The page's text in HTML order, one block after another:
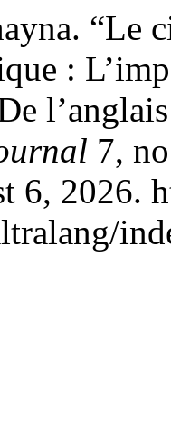
“Le
:
7,
6, 2026.